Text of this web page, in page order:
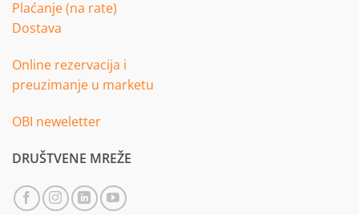
Plaćanje (na rate)
Dostava
Online rezervacija i
preuzimanje u marketu
OBI neweletter
DRUŠTVENE MREŽE